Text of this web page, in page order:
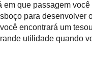
que passagem
para desenvolver
encontrará um
utilidade quando